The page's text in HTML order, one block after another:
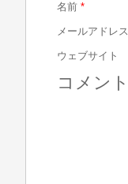
名前 *
メールアドレス
ウェブサイト
コメント